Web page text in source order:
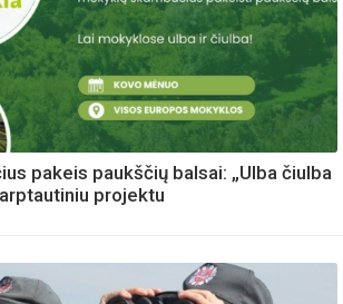
pakeis paukščių balsai: „Ulba čiulba
projektu